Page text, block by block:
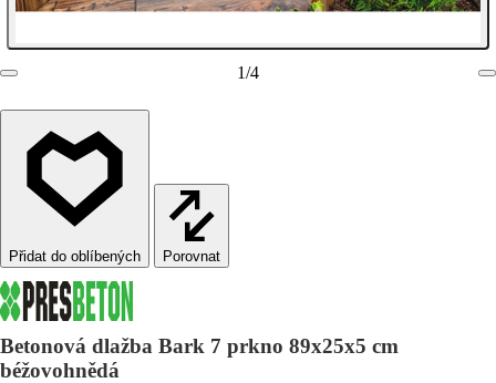
1/4
Porovnat
Betonová dlažba Bark 7 prkno 89x25x5 cm
béžovohnědá